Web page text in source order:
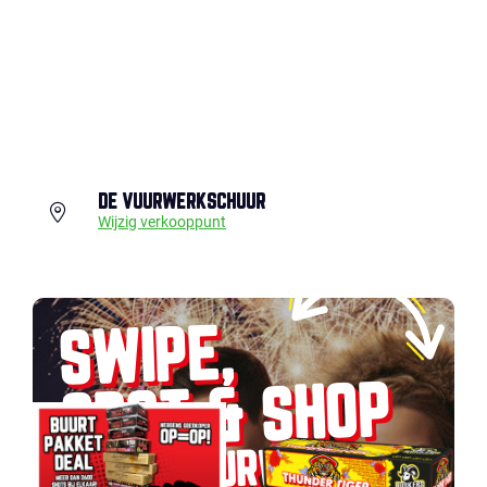
DE VUURWERKSCHUUR
Wijzig verkooppunt
SWIPE,
SPOT & SHOP
JOUW VUURWERK